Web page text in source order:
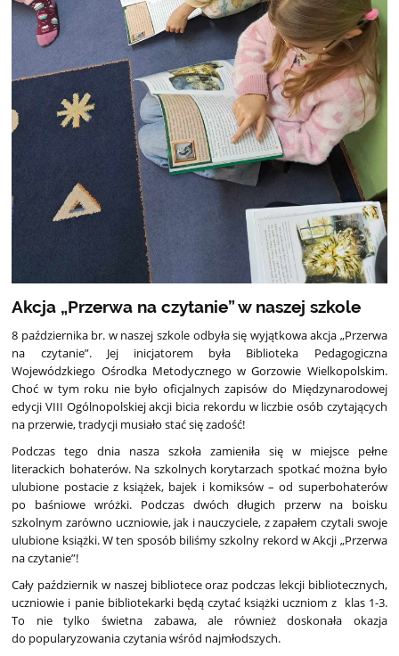
Akcja „Przerwa na czytanie” w naszej szkole
8 października br. w naszej szkole odbyła się wyjątkowa akcja „Przerwa
na czytanie”. Jej inicjatorem była Biblioteka Pedagogiczna
Wojewódzkiego Ośrodka Metodycznego w Gorzowie Wielkopolskim.
Choć w tym roku nie było oficjalnych zapisów do Międzynarodowej
edycji VIII Ogólnopolskiej akcji bicia rekordu w liczbie osób czytających
na przerwie, tradycji musiało stać się zadość!
Podczas tego dnia nasza szkoła zamieniła się w miejsce pełne
literackich bohaterów. Na szkolnych korytarzach spotkać można było
ulubione postacie z książek, bajek i komiksów – od superbohaterów
po baśniowe wróżki. Podczas dwóch długich przerw na boisku
szkolnym zarówno uczniowie, jak i nauczyciele, z zapałem czytali swoje
ulubione książki. W ten sposób biliśmy szkolny rekord w Akcji „Przerwa
na czytanie”!
Cały październik w naszej bibliotece oraz podczas lekcji bibliotecznych,
uczniowie i panie bibliotekarki będą czytać książki uczniom z klas 1-3.
To nie tylko świetna zabawa, ale również doskonała okazja
do popularyzowania czytania wśród najmłodszych.